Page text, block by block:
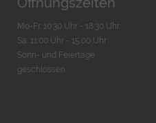
Mo-Fr. 10:30 Uhr - 18:30 Uhr
Sa. 11:00 Uhr - 15.00 Uhr
Sonn- und Feiertage
geschlossen